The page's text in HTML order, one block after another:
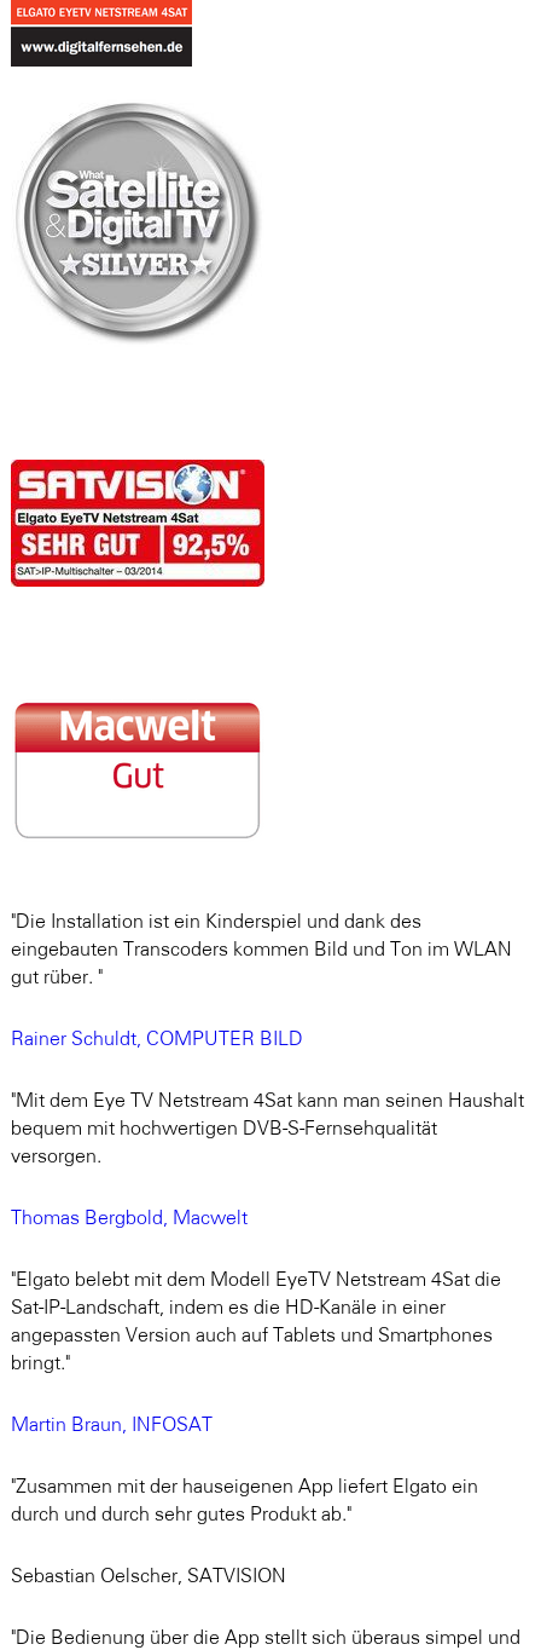
"Die Installation ist ein Kinderspiel und dank des
eingebauten Transcoders kommen Bild und Ton im WLAN
gut rüber. "
Rainer Schuldt, COMPUTER BILD
"Mit dem Eye TV Netstream 4Sat kann man seinen Haushalt
bequem mit hochwertigen DVB-S-Fernsehqualität
versorgen.
Thomas Bergbold, Macwelt
"Elgato belebt mit dem Modell EyeTV Netstream 4Sat die
Sat-IP-Landschaft, indem es die HD-Kanäle in einer
angepassten Version auch auf Tablets und Smartphones
bringt."
Martin Braun, INFOSAT
"Zusammen mit der hauseigenen App liefert Elgato ein
durch und durch sehr gutes Produkt ab."
Sebastian Oelscher, SATVISION
"Die Bedienung über die App stellt sich überaus simpel und